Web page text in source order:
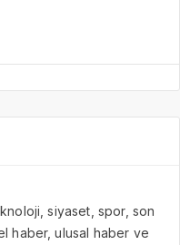
siyaset, spor, son
haber, ulusal haber ve